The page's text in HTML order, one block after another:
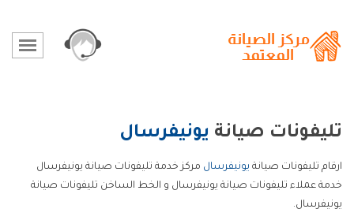
تليفونات صيانة يونيفرسال
ارقام تليفونات صيانة يونيفرسال مركز خدمة تليفونات صيانة يونيفرسال
خدمة عملاء تليفونات صيانة يونيفرسال و الخط الساخن تليفونات صيانة
يونيفرسال.